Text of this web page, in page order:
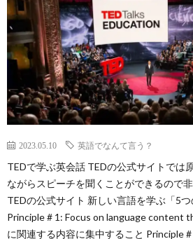
2023.05.10 英語でなんて言う？
TEDで学ぶ英会話 TEDの公式サイトでは
ながらスピーチを聞くことができるので
TEDの公式サイト 新しい言語を学ぶ「5つ
Principle # 1: Focus on language content
に関連する内容に集中すること Principle